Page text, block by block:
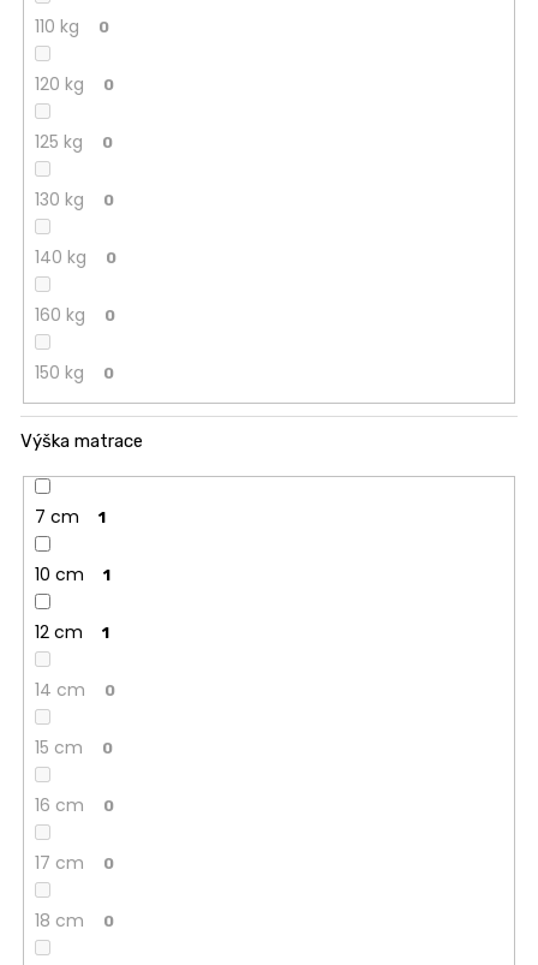
110 kg 0
120 kg 0
125 kg 0
130 kg 0
140 kg 0
160 kg 0
150 kg 0
Výška matrace
7 cm 1
10 cm 1
12 cm 1
14 cm 0
15 cm 0
16 cm 0
17 cm 0
18 cm 0